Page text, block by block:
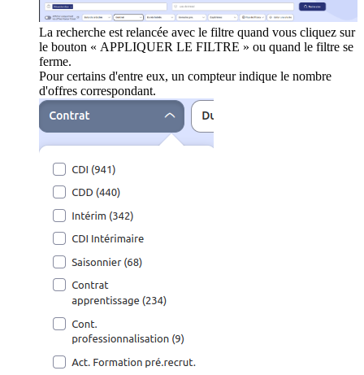
La recherche est relancée avec le filtre quand vous cliquez sur
le bouton « APPLIQUER LE FILTRE » ou quand le filtre se
ferme.
Pour certains d'entre eux, un compteur indique le nombre
d'offres correspondant.